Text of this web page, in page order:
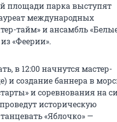
площади парка выступят
международных
тайм» и ансамбль
«Феерии».
в 12:00 начнутся мастер-
и создание баннера в
и соревнования на
историческую
«Яблочко» —